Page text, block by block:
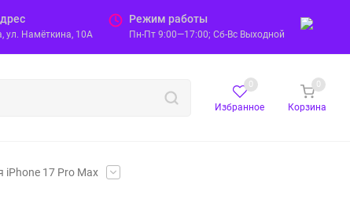
ул. Намёткина, 10А
Режим работы
Пн-Пт 9:00—17:00; Сб-Вс Выходной
Избранное
0
Корзина
0
iPhone 17 Pro Max